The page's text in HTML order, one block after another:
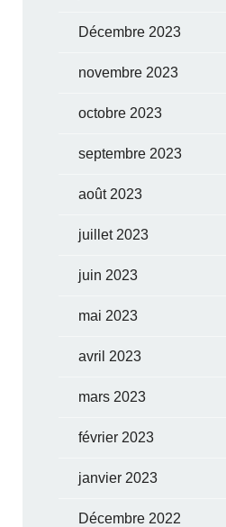
Décembre 2023
novembre 2023
octobre 2023
septembre 2023
août 2023
juillet 2023
juin 2023
mai 2023
avril 2023
mars 2023
février 2023
janvier 2023
Décembre 2022